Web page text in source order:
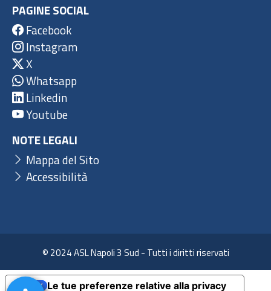
PAGINE SOCIAL
Facebook
Instagram
X
Whatsapp
Linkedin
Youtube
NOTE LEGALI
Mappa del Sito
Accessibilità
© 2024 ASL Napoli 3 Sud - Tutti i diritti riservati
Le tue preferenze relative alla privacy